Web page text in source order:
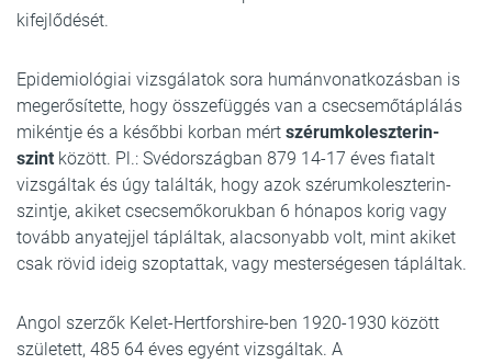
kifejlődését.
Epidemiológiai vizsgálatok sora humánvonatkozásban is
megerősítette, hogy összefüggés van a csecsemőtáplálás
mikéntje és a későbbi korban mért szérumkoleszterin-
szint között. Pl.: Svédországban 879 14-17 éves fiatalt
vizsgáltak és úgy találták, hogy azok szérumkoleszterin-
szintje, akiket csecsemőkorukban 6 hónapos korig vagy
tovább anyatejjel tápláltak, alacsonyabb volt, mint akiket
csak rövid ideig szoptattak, vagy mesterségesen tápláltak.
Angol szerzők Kelet-Hertforshire-ben 1920-1930 között
született, 485 64 éves egyént vizsgáltak. A